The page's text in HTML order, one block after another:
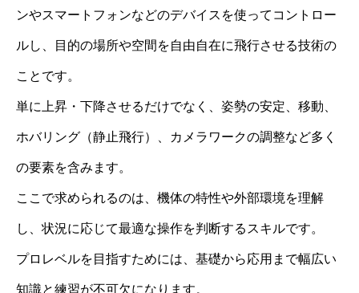
ンやスマートフォンなどのデバイスを使ってコントロー
ルし、目的の場所や空間を自由自在に飛行させる技術の
ことです。
単に上昇・下降させるだけでなく、姿勢の安定、移動、
ホバリング（静止飛行）、カメラワークの調整など多く
の要素を含みます。
ここで求められるのは、機体の特性や外部環境を理解
し、状況に応じて最適な操作を判断するスキルです。
プロレベルを目指すためには、基礎から応用まで幅広い
知識と練習が不可欠になります。